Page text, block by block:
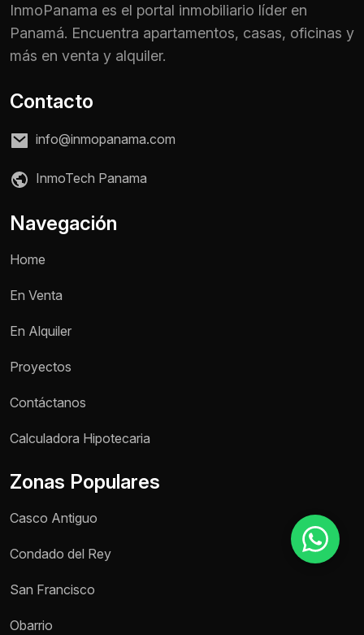
Nombre *
InmoPanama es el portal inmobiliario líder en
Panamá. Encuentra apartamentos, casas, oficinas y
más en venta y alquiler.
Contacto
info@inmopanama.com
InmoTech Panama
Navegación
Home
En Venta
En Alquiler
Proyectos
Contáctanos
Calculadora Hipotecaria
Zonas Populares
Casco Antiguo
Condado del Rey
San Francisco
Obarrio